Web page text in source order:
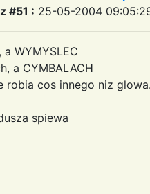
#51 : 25-05-2004
WYMYSLEC
a CYMBALACH
robia cos innego niz
spiewa